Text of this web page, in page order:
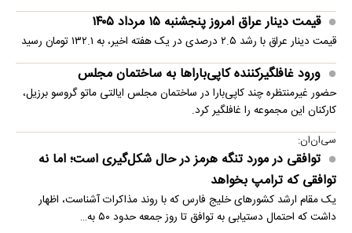
قیمت دینار عراق امروز پنجشنبه ۱۵ مرداد ۱۴۰۵
قیمت دینار عراق با رشد ۲.۵ درصدی در یک هفته اخیر، به ۱۳۲.۱ تومان رسید
ورود غافلگیرکننده کاپی‌باراها به ساختمان مجلس
حضور غیرمنتظره چند کاپی‌بارا در ساختمان مجلس ایالتی ماتو گروسو برزیل،
کارکنان این مجموعه را غافلگیر کرد.
سی‌ان‌ان:
توافقی در مورد تنگه هرمز در حال شکل‌گیری است؛ اما نه
توافقی که ترامپ بخواهد
یک مقام ارشد کشورهای خلیج فارس که با روند مذاکرات آشناست، اظهار
داشت که احتمال دستیابی به توافق تا روز جمعه حدود ۵۰ به…